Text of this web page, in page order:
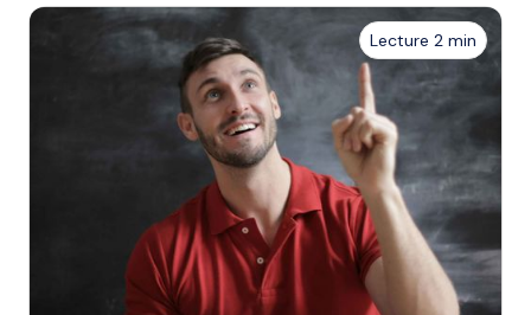
Lecture 2 min